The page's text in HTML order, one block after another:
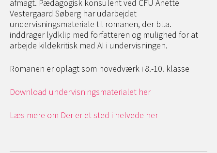
afmagt. Pædagogisk konsulent ved CFU Anette
Vestergaard Søberg har udarbejdet
undervisningsmateriale til romanen, der bl.a.
inddrager lydklip med forfatteren og mulighed for at
arbejde kildekritisk med AI i undervisningen.
Romanen er oplagt som hovedværk i 8.-10. klasse
Download undervisningsmaterialet her
Læs mere om Der er et sted i helvede her